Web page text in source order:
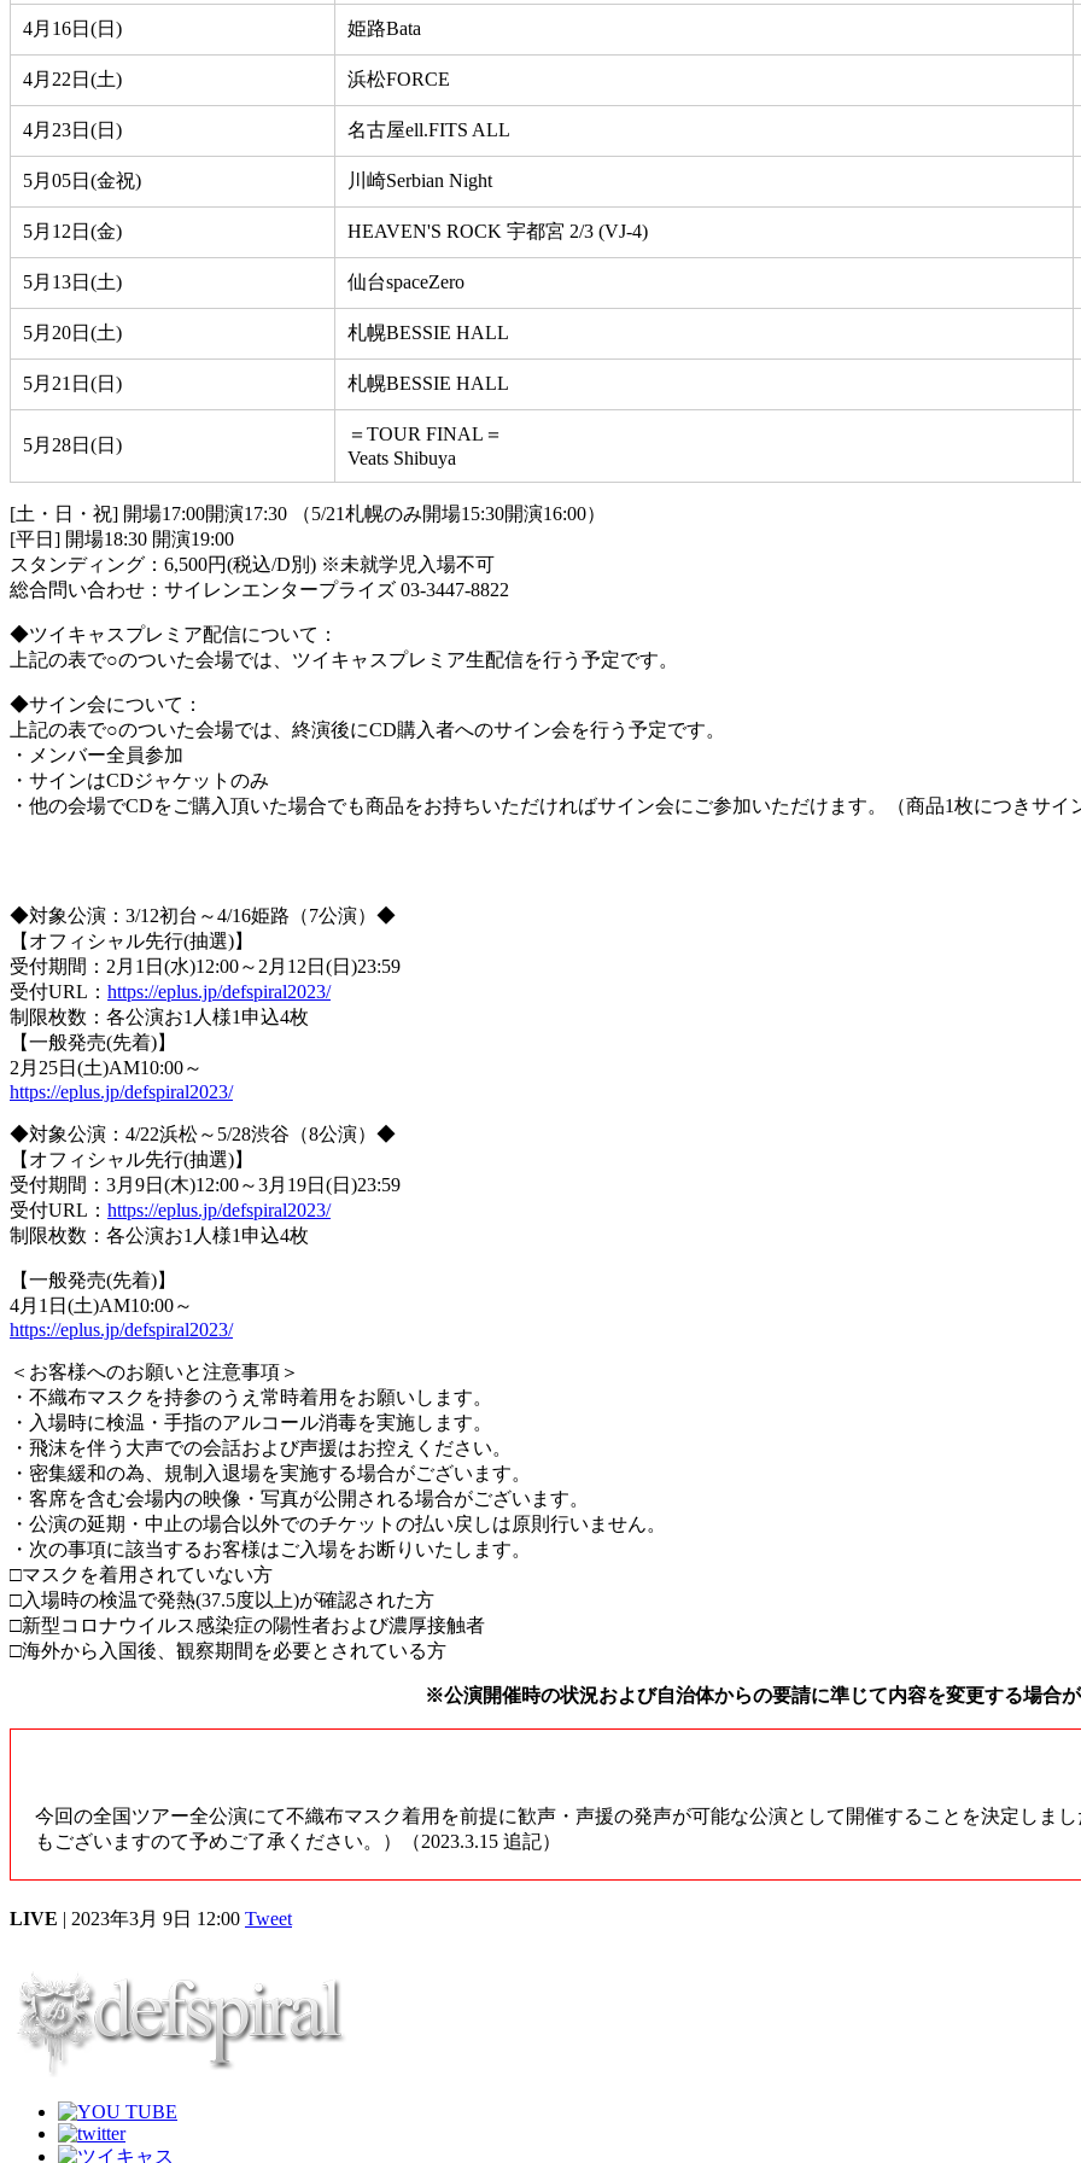
4月16日(日) 姫路Bata
4月22日(土) 浜松FORCE
4月23日(日) 名古屋ell.FITS ALL
5月05日(金祝) 川崎Serbian Night
5月12日(金) HEAVEN'S ROCK 宇都宮 2/3 (VJ-4)
5月13日(土) 仙台spaceZero
5月20日(土) 札幌BESSIE HALL
5月21日(日) 札幌BESSIE HALL
5月28日(日)
＝TOUR FINAL＝
Veats Shibuya
[土・日・祝] 開場17:00開演17:30 （5/21札幌のみ開場15:30開演16:00）
[平日] 開場18:30 開演19:00
スタンディング：6,500円(税込/D別) ※未就学児入場不可
総合問い合わせ：サイレンエンタープライズ 03-3447-8822
◆ツイキャスプレミア配信について：
上記の表で○のついた会場では、ツイキャスプレミア生配信を行う予定です。
◆サイン会について：
上記の表で○のついた会場では、終演後にCD購入者へのサイン会を行う予定です。
・メンバー全員参加
・サインはCDジャケットのみ
・他の会場でCDをご購入頂いた場合でも商品をお持ちいただければサイン会にご参加いただけます。（商品1枚につきサイ
◆対象公演：3/12初台～4/16姫路（7公演）◆
【オフィシャル先行(抽選)】
受付期間：2月1日(水)12:00～2月12日(日)23:59
受付URL： https://eplus.jp/defspiral2023/
制限枚数：各公演お1人様1申込4枚
【一般発売(先着)】
2月25日(土)AM10:00～
https://eplus.jp/defspiral2023/
◆対象公演：4/22浜松～5/28渋谷（8公演）◆
【オフィシャル先行(抽選)】
受付期間：3月9日(木)12:00～3月19日(日)23:59
受付URL： https://eplus.jp/defspiral2023/
制限枚数：各公演お1人様1申込4枚
【一般発売(先着)】
4月1日(土)AM10:00～
https://eplus.jp/defspiral2023/
＜お客様へのお願いと注意事項＞
・不織布マスクを持参のうえ常時着用をお願いします。
・入場時に検温・手指のアルコール消毒を実施します。
・飛沫を伴う大声での会話および声援はお控えください。
・密集緩和の為、規制入退場を実施する場合がございます。
・客席を含む会場内の映像・写真が公開される場合がございます。
・公演の延期・中止の場合以外でのチケットの払い戻しは原則行いません。
・次の事項に該当するお客様はご入場をお断りいたします。
□マスクを着用されていない方
□入場時の検温で発熱(37.5度以上)が確認された方
□新型コロナウイルス感染症の陽性者および濃厚接触者
□海外から入国後、観察期間を必要とされている方
※公演開催時の状況および自治体からの要請に準じて内容を変更する場合が
今回の全国ツアー全公演にて不織布マスク着用を前提に歓声・声援の発声が可能な公演として開催することを決定しま
もございますのて予めご了承ください。）（2023.3.15 追記）
LIVE | 2023年3月 9日 12:00 Tweet